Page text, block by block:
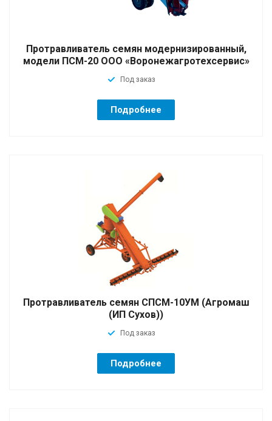
Протравливатель семян модернизированный,
модели ПСМ-20 ООО «Воронежагротехсервис»
Под заказ
Подробнее
Протравливатель семян СПСМ-10УМ (Агромаш
(ИП Сухов))
Под заказ
Подробнее